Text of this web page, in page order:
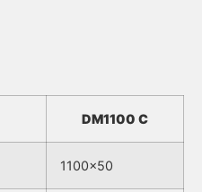
DM1100 C
1100×50